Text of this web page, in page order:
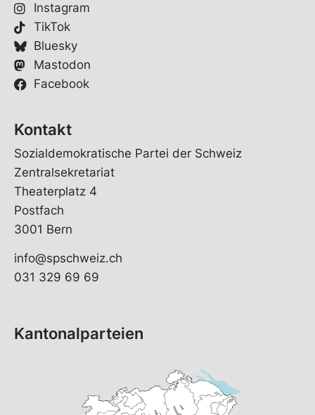
Instagram
TikTok
Bluesky
Mastodon
Facebook
Kontakt
Sozialdemokratische Partei der Schweiz
Zentralsekretariat
Theaterplatz 4
Postfach
3001 Bern
info@spschweiz.ch
031 329 69 69
Kantonalparteien